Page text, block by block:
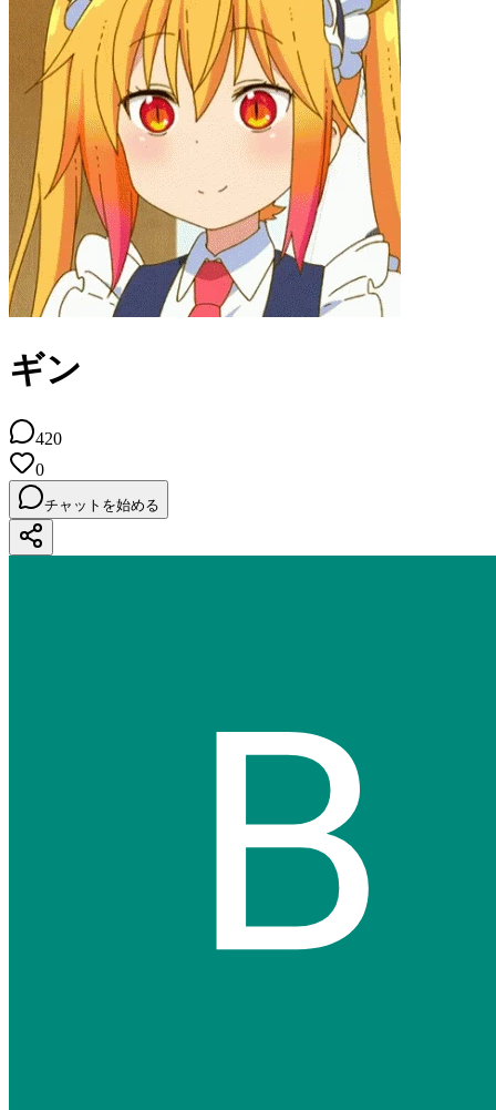
ギン
420
0
チャットを始める